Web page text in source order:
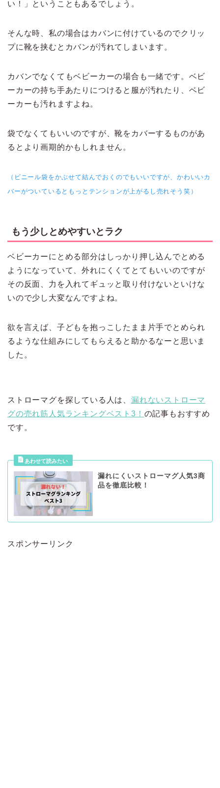
い！」ということもあるでしょう。
そんな時、私の場合はカバンに付けているのでクリッ
プに靴を挟むとカバンが汚れてしまいます。
カバンでなくてもベビーカーの場合も一緒です。ベビ
ーカーの持ち手あたりにつけると服が汚れたり、ベビ
ーカーも汚れますよね。
袋でなくてもいいのですが、靴をカバーするものがあ
るとより画期的かもしれません。
（ビニール袋をかぶせて結んでおくのでもいいですが、かわいいカ
バーがついているともっとテンションが上がるし売れそう笑）
もう少しとめやすいとラク
ベビーカーにとめる部分はしっかり押し込んでとめる
ようになっていて、外れにくくてとてもいいのですが
その反面、力を入れてギュッと取り付けないといけな
いので少し大変なんですよね。
欲を言えば、子どもを抱っこしたまま片手でとめられ
るような仕組みにしてもらえると助かるなーと思いま
した。
ストローマグを探している人は、 漏れないストローマ
グの売れ筋人気ランキングベスト3！ の記事もおすすめ
です。
漏れにくいストローマグ人気3商
品を徹底比較！
スポンサーリンク